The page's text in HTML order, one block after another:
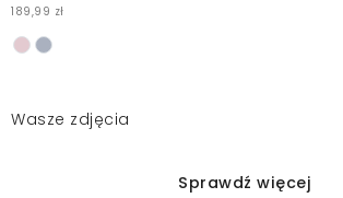
189,99 zł
Wasze zdjęcia
Sprawdź więcej